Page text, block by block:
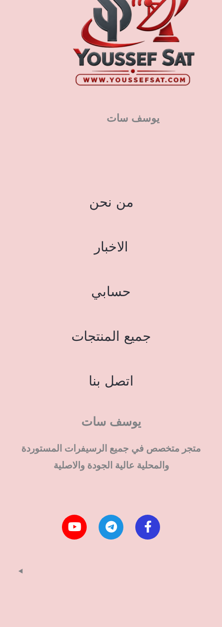
يوسف سات
من نحن
الاخبار
حسابي
جميع المنتجات
اتصل بنا
يوسف سات
متجر متخصص في جميع الرسيفرات المستوردة
والمحلية عالية الجودة والاصلية